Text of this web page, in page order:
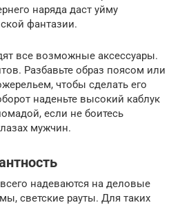
наряда даст уйму
фантазии.
все возможные аксессуары.
Разбавьте образ поясом или
чтобы сделать его
наденьте высокий каблук
если не боитесь
мужчин.
надеваются на деловые
светские рауты. Для таких